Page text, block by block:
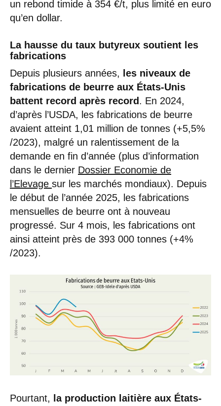
un rebond timide à 354 €/t, plus limité en euro
qu’en dollar.
La hausse du taux butyreux soutient les
fabrications
Depuis plusieurs années,
les niveaux de
fabrications de beurre aux États-Unis
battent record après record . En 2024,
d’après l’USDA, les fabrications de beurre
avaient atteint 1,01 million de tonnes (+5,5%
/2023), malgré un ralentissement de la
demande en fin d’année (plus d’information
dans le dernier Dossier Economie de
l’Elevage sur les marchés mondiaux). Depuis
le début de l’année 2025, les fabrications
mensuelles de beurre ont à nouveau
progressé. Sur 4 mois, les fabrications ont
ainsi atteint près de 393 000 tonnes (+4%
/2023).
Pourtant,
la production laitière aux États-